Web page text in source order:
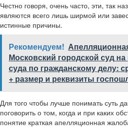
Честно говоря, очень часто, эти, так
являются всего лишь ширмой или
истинные причины.
Рекомендуем!
Московский городской суд
суда по гражданскому делу:
+ размер и реквизиты
Для того чтобы лучше понимать суть
поговорить о том, когда и при каких
понятие краткая апелляционная